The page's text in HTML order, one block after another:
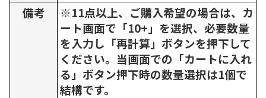
備考
※11点以上、ご購入希望の場合は、カ
ート画面で「10+」を選択、必要数量
を入力し「再計算」ボタンを押下して
ください。当画面での「カートに入れ
る」ボタン押下時の数量選択は1個で
結構です。